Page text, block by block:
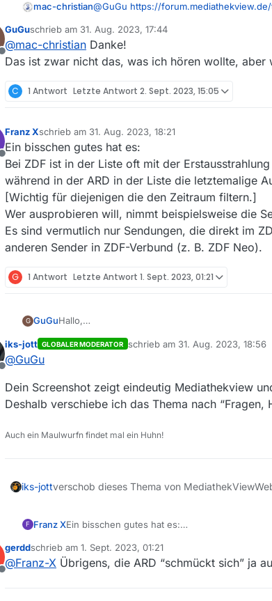
mac-christian@GuGu https://
Offline
GuGuschrieb am 31. Aug. 2023, 17:44
zuletzt editiert von
@mac-christian Danke!
Das ist zwar nicht das, was ich hören wollte, aber
C 1 Antwort Letzte Antwort 2. Sept. 2023, 15:05
Offline
Franz Xschrieb am 31. Aug. 2023, 18:21
zuletzt editiert von
Ein bisschen gutes hat es:
Bei ZDF ist in der Liste oft mit der Erstausstrahlung
während in der ARD in der Liste die letztemalige
[Wichtig für diejenigen die den Zeitraum filtern.]
Wer ausprobieren will, nimmt beispielsweise die
Es sind vermutlich nur Sendungen, die direkt im
anderen Sender in ZDF-Verbund (z. B. ZDF Neo).
G 1 Antwort Letzte Antwort 1. Sept. 2023, 01:21
G GuGuHallo,
Im Fernseher gab es die Ausstrahlung NUR im
Offline
iks-jott GLOBALER MODERATOR schrieb am 31. Aug. 2023, 18:56
zuletzt editiert von
@GuGu
Dein Screenshot zeigt eindeutig Mediathekview
Deshalb verschiebe ich das Thema nach “Fragen,
Auch ein Maulwurfn findet mal ein Huhn!
iks-jottverschob dieses Thema von
F Franz XEin bisschen gutes hat es:
während in der ARD in der Liste die
[Wichtig für diejenigen die den Zeitraum
Offline
gerddschrieb am 1. Sept. 2023, 01:21
zuletzt editiert von
@Franz-X Übrigens, die ARD “schmückt sich” ja